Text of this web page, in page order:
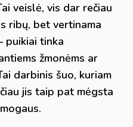
veislė, vis dar rečiau
ribų, bet vertinama
puikiai tinka
žmonėms ar
darbinis šuo, kuriam
jis taip pat mėgsta